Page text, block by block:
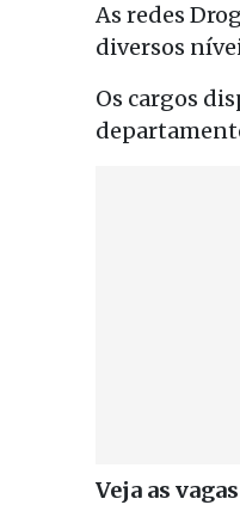
As redes
diversos
Os cargos
Veja as